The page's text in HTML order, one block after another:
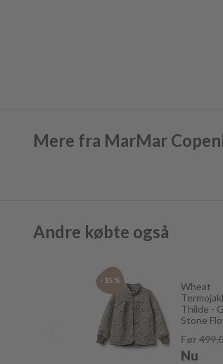
Mere fra MarMar
Andre købte også
-15%
Wheat
Thilde -
Stone
Før
Nu